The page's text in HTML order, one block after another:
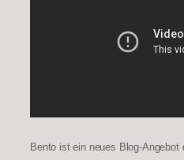
Bento ist ein neues Blog-Angebot